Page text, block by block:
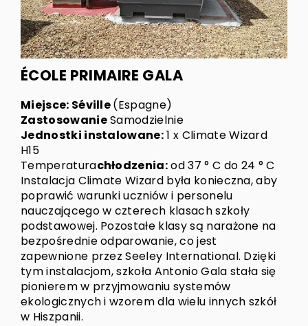
ÉCOLE PRIMAIRE GALA
Miejsce: Séville(Espagne)
ZastosowanieSamodzielnie
Jednostki instalowane:1 x Climate Wizard
H15
Temperaturachłodzenia:od 37 ° C do 24 ° C
Instalacja Climate Wizard była konieczna, aby
poprawić warunki uczniów i personelu
nauczającego w czterech klasach szkoły
podstawowej. Pozostałe klasy są narażone na
bezpośrednie odparowanie, co jest
zapewnione przez Seeley International. Dzięki
tym instalacjom, szkoła Antonio Gala stała się
pionierem w przyjmowaniu systemów
ekologicznych i wzorem dla wielu innych szkół
w Hiszpanii.